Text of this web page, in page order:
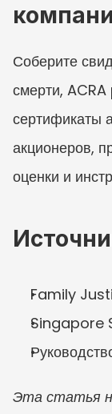
Соберите
смерти,
сертификаты
акционеров,
оценки и
Family
Singapore
Эта статья